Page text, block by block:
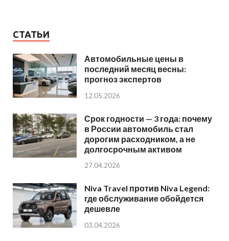
СТАТЬИ
Автомобильные цены в
последний месяц весны:
прогноз экспертов
12.05.2026
Срок годности — 3 года: почему
в России автомобиль стал
дорогим расходником, а не
долгосрочным активом
27.04.2026
Niva Travel против Niva Legend:
где обслуживание обойдется
дешевле
03.04.2026